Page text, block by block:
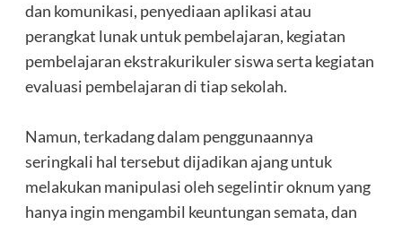
dan komunikasi, penyediaan aplikasi atau
perangkat lunak untuk pembelajaran, kegiatan
pembelajaran ekstrakurikuler siswa serta kegiatan
evaluasi pembelajaran di tiap sekolah.
‎Namun, terkadang dalam penggunaannya
seringkali hal tersebut dijadikan ajang untuk
melakukan manipulasi oleh segelintir oknum yang
hanya ingin mengambil keuntungan semata, dan